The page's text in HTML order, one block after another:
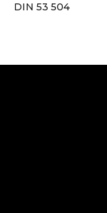
DIN 53 504